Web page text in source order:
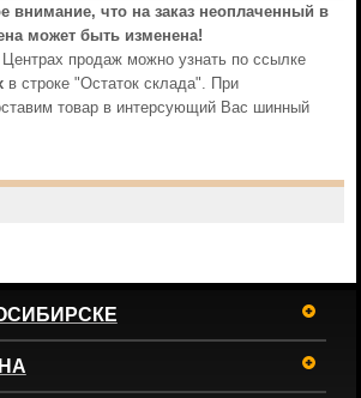
внимание, что на заказ неоплаченный в
может быть изменена!
продаж можно узнать по ссылке
в строке "Остаток склада". При
товар в интерсующий Вас шинный